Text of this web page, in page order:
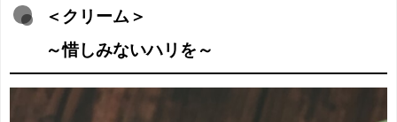
＜クリーム＞
～惜しみないハリを～